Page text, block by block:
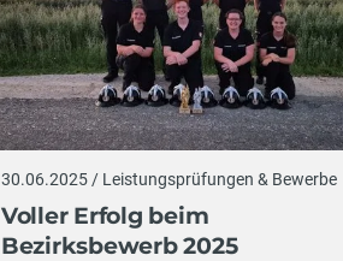
30.06.2025 / Leistungsprüfungen & Bewerbe
Voller Erfolg beim
Bezirksbewerb 2025